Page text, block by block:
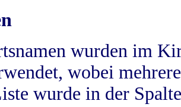
wurden im
wobei
wurde in der